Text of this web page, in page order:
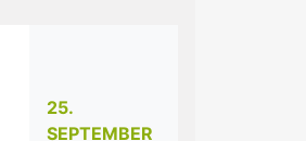
25.
SEPTEMBER